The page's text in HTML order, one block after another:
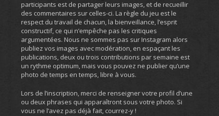
participants est de partager leurs images, et de recueillir
des commentaires sur celles-ci. La règle du jeu est le
respect du travail de chacun, la bienveillance, l’esprit
constructif, ce qui n’empêche pas les critiques
argumentées. Nous ne sommes pas sur Instagram alors
publiez vos images avec modération, en espaçant les
publications, deux ou trois contributions par semaine est
un rythme optimum, mais vous pouvez ne publier qu’une
photo de temps en temps, libre à vous.
Lors de l’inscription, merci de renseigner votre profil d’une
ou deux phrases qui apparaîtront sous votre photo. Si
vous ne l’avez pas déjà fait, courrez-y !